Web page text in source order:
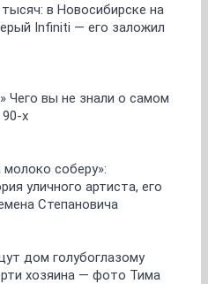
в Новосибирске на
Infiniti — его заложил
Чего вы не знали о самом
х
соберу»:
уличного артиста, его
Степановича
дом голубоглазому
хозяина — фото Тима